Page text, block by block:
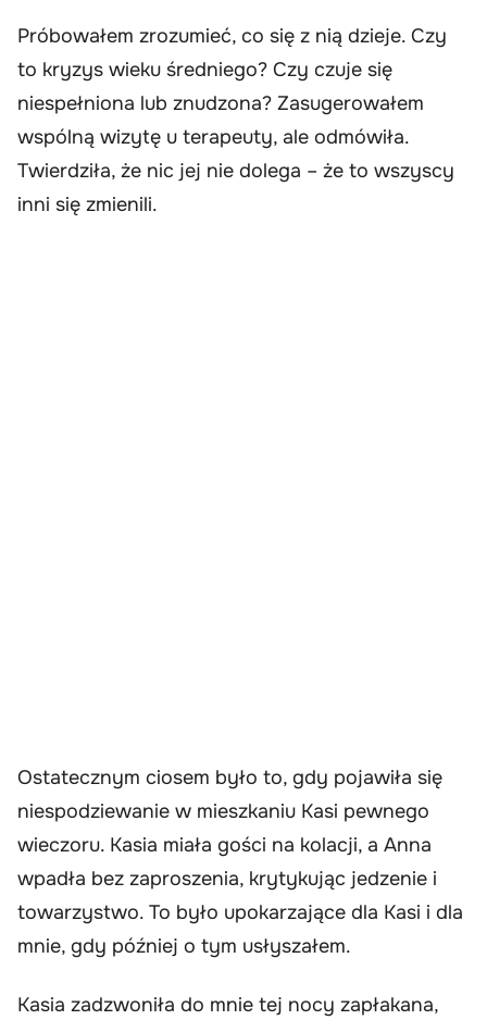
Próbowałem zrozumieć, co się z nią dzieje. Czy
to kryzys wieku średniego? Czy czuje się
niespełniona lub znudzona? Zasugerowałem
wspólną wizytę u terapeuty, ale odmówiła.
Twierdziła, że nic jej nie dolega – że to wszyscy
inni się zmienili.
Ostatecznym ciosem było to, gdy pojawiła się
niespodziewanie w mieszkaniu Kasi pewnego
wieczoru. Kasia miała gości na kolacji, a Anna
wpadła bez zaproszenia, krytykując jedzenie i
towarzystwo. To było upokarzające dla Kasi i dla
mnie, gdy później o tym usłyszałem.
Kasia zadzwoniła do mnie tej nocy zapłakana,